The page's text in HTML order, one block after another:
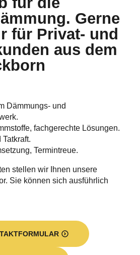
Gerne
für Privat- und
aus dem
Dämmungs- und
fachgerechte Lösungen.
Termintreue.
stellen wir Ihnen unsere
Sie können sich ausführlich